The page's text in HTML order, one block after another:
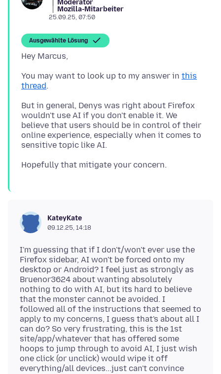
Moderator
Mozilla-Mitarbeiter
25.09.25, 07:50
Ausgewählte Lösung
You may want to look up to my answer in this
thread
But in general, Denys was right about Firefox
wouldn't use AI if you don't enable it. We
believe that users should be in control of their
online experience, especially when it comes to
KateyKate
09.12.25, 14:18
I'm guessing that if I don't/won't ever use the
Firefox sidebar, AI won't be forced onto my
desktop or Android? I feel just as strongly as
Bruenor3624 about wanting absolutely
nothing to do with AI, but its hard to believe
that the monster cannot be avoided. I
followed all of the instructions that seemed to
apply to my concerns, I guess that's about all I
can do? So very frustrating, this is the 1st
site/app/whatever that has offered some
hoops to jump through to avoid AI, I just wish
one click (or unclick) would wipe it off
everything/all devices...just can't convince